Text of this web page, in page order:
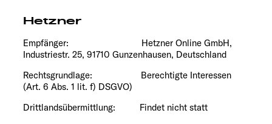
Hetzner
Empfänger: Hetzner Online GmbH,
Industriestr. 25, 91710 Gunzenhausen, Deutschland
Rechtsgrundlage: Berechtigte Interessen
(Art. 6 Abs. 1 lit. f) DSGVO)
Drittlandsübermittlung: Findet nicht statt